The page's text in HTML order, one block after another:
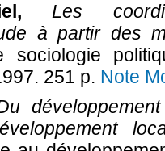
Les
à partir des
sociologie
251 p. Note